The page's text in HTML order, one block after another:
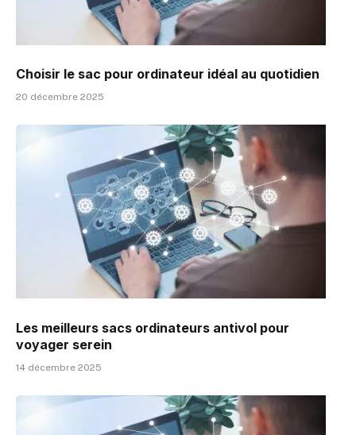
Choisir le sac pour ordinateur idéal au quotidien
20 décembre 2025
Les meilleurs sacs ordinateurs antivol pour
voyager serein
14 décembre 2025